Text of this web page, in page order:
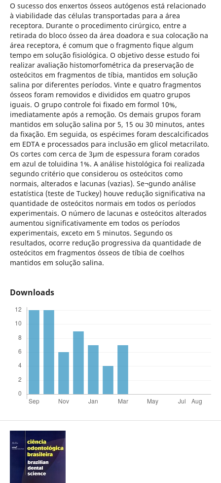
O sucesso dos enxertos ósseos autógenos está relacionado
à viabilidade das células transportadas para a área
receptora. Durante o procedimento cirúrgico, entre a
retirada do bloco ósseo da área doadora e sua colocação na
área receptora, é comum que o fragmento fique algum
tempo em solução fisiológica. O objetivo desse estudo foi
realizar avaliação histomorfométrica da preservação de
osteócitos em fragmentos de tíbia, mantidos em solução
salina por diferentes períodos. Vinte e quatro fragmentos
ósseos foram removidos e divididos em quatro grupos
iguais. O grupo controle foi fixado em formol 10%,
imediatamente após a remoção. Os demais grupos foram
mantidos em solução salina por 5, 15 ou 30 minutos, antes
da fixação. Em seguida, os espécimes foram descalcificados
em EDTA e processados para inclusão em glicol metacrilato.
Os cortes com cerca de 3μm de espessura foram corados
em azul de toluidina 1%. A análise histológica foi realizada
segundo critério que considerou os osteócitos como
normais, alterados e lacunas (vazias). Se¬gundo análise
estatística (teste de Tuckey) houve redução significativa na
quantidade de osteócitos normais em todos os períodos
experimentais. O número de lacunas e osteócitos alterados
aumentou significativamente em todos os períodos
experimentais, exceto em 5 minutos. Segundo os
resultados, ocorre redução progressiva da quantidade de
osteócitos em fragmentos ósseos de tíbia de coelhos
mantidos em solução salina.
Downloads